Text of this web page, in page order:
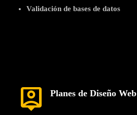
Validación de bases de datos
person_pin Planes de Diseño Web